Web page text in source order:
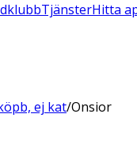
TjänsterHitta
ej kat/Onsior